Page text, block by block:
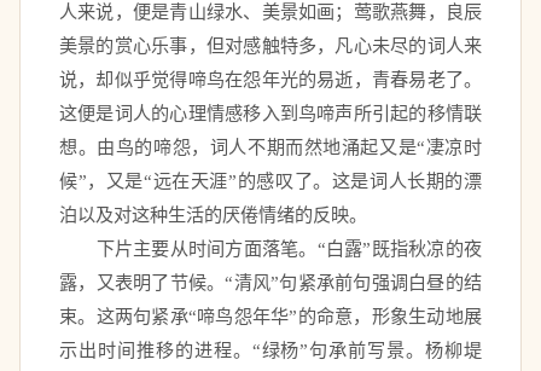
人来说，便是青山绿水、美景如画；莺歌燕舞，良辰
美景的赏心乐事，但对感触特多，凡心未尽的词人来
说，却似乎觉得啼鸟在怨年光的易逝，青春易老了。
这便是词人的心理情感移入到鸟啼声所引起的移情联
想。由鸟的啼怨，词人不期而然地涌起又是“凄凉时
候”，又是“远在天涯”的感叹了。这是词人长期的漂
泊以及对这种生活的厌倦情绪的反映。
下片主要从时间方面落笔。“白露”既指秋凉的夜
露，又表明了节候。“清风”句紧承前句强调白昼的结
束。这两句紧承“啼鸟怨年华”的命意，形象生动地展
示出时间推移的进程。“绿杨”句承前写景。杨柳堤